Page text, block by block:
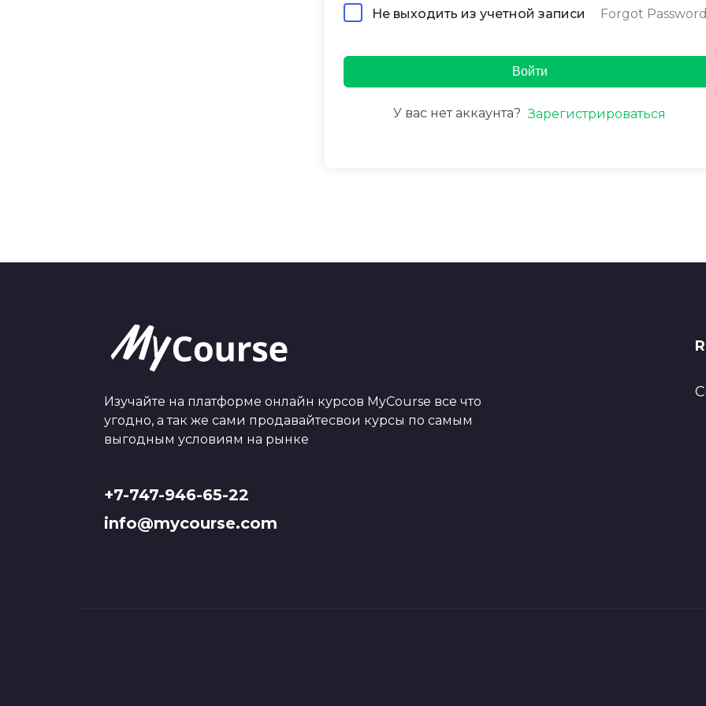
Не выходить из учетной записи Forgot
Войти
У вас нет аккаунта? Зарегистрироваться
Изучайте на платформе онлайн курсов MyCourse все что
угодно, а так же сами продавайтесвои курсы по самым
выгодным условиям на рынке
+7-747-946-65-22
info@mycourse.com